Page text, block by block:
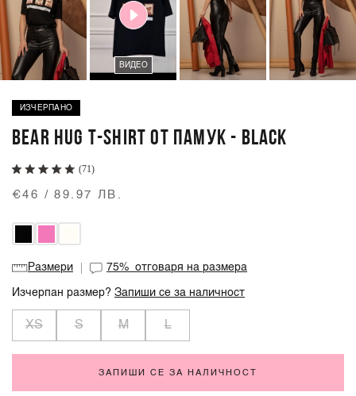
ВИДЕО
ИЗЧЕРПАНО
BEAR HUG T-SHIRT ОТ ПАМУК - BLACK
(71)
€46 / 89.97 ЛВ.
Размери 75%отговаря на размера
Изчерпан размер?Запиши се за наличност
XS S M L
ЗАПИШИ СЕ ЗА НАЛИЧНОСТ